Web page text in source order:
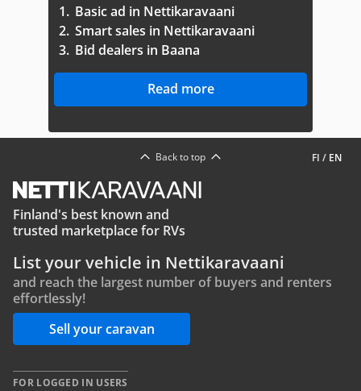
1. Basic ad in Nettikaravaani
2. Smart sales in Nettikaravaani
3. Bid dealers in Baana
Read more
FI / EN
Back to top
Finland's best known and
trusted marketplace for RVs
List your vehicle in Nettikaravaani
and reach the largest number of buyers and renters
effortlessly!
Sell your caravan
FOR LOGGED IN USERS